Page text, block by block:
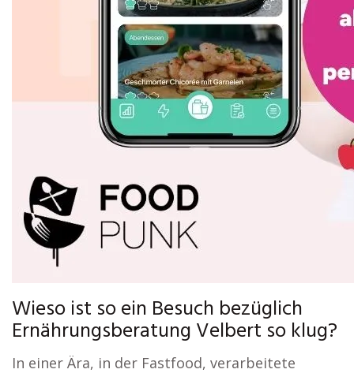
Wieso ist so ein Besuch bezüglich
Ernährungsberatung Velbert so klug?
In einer Ära, in der Fastfood, verarbeitete